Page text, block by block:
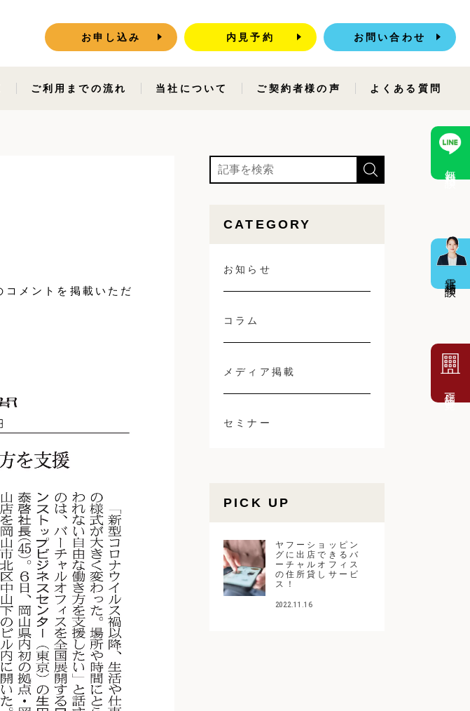
お申し込み
内見予約 お問い合わせ
ご利用までの流れ 当社について ご契約者様の声 よくある質問
コメントを掲載いただ
CATEGORY
お知らせ
コラム
メディア掲載
セミナー
PICK UP
ヤフーショッピン
グに出店できるバ
ーチャルオフィス
の住所貸しサービ
ス！
2022.11.16